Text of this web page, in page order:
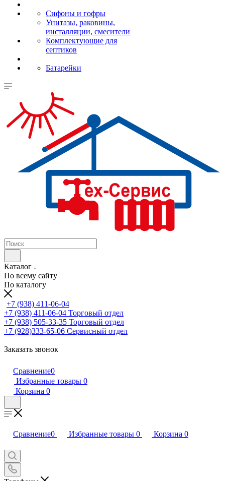
Сифоны и гофры
Унитазы, раковины,
инсталляции, смесители
Комплектующие для
септиков
Батарейки
Каталог
По всему сайту
По каталогу
+7 (938) 411-06-04
+7 (938) 411-06-04 Торговый отдел
+7 (938) 505-33-35 Торговый отдел
+7 (928)333-65-06 Сервисный отдел
Заказать звонок
Сравнение0
Избранные товары 0
Корзина 0
Сравнение0 Избранные товары 0 Корзина 0